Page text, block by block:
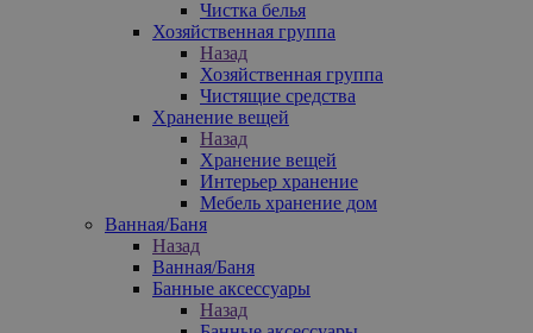
Чистка белья
Хозяйственная группа
Назад
Хозяйственная группа
Чистящие средства
Хранение вещей
Назад
Хранение вещей
Интерьер хранение
Мебель хранение дом
Ванная/Баня
Назад
Ванная/Баня
Банные аксессуары
Назад